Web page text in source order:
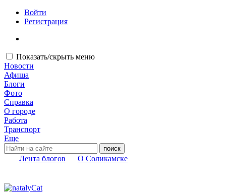
Войти
Регистрация
Показать/скрыть меню
Новости
Афиша
Блоги
Фото
Справка
О городе
Работа
Транспорт
Еще
Лента блогов О Соликамске